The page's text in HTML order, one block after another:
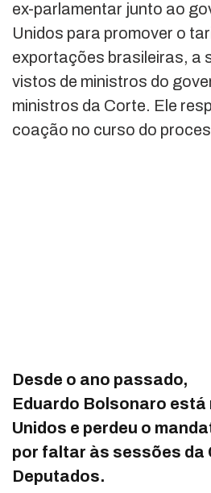
ex-parlamentar junto ao
Unidos para promover o
exportações brasileiras, a
vistos de ministros do
ministros da Corte. Ele
coação no curso do
Desde o ano passado,
Eduardo Bolsonaro
Unidos e perdeu o
por faltar às sessões da
Deputados.